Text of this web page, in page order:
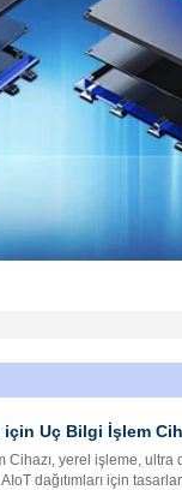
Uç Bilgi İşlem
Cihazı, yerel işleme,
dağıtımları için